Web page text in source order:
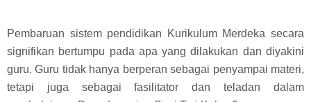
Pembaruan sistem pendidikan Kurikulum Merdeka secara
signifikan bertumpu pada apa yang dilakukan dan diyakini
guru. Guru tidak hanya berperan sebagai penyampai materi,
tetapi juga sebagai fasilitator dan teladan dalam